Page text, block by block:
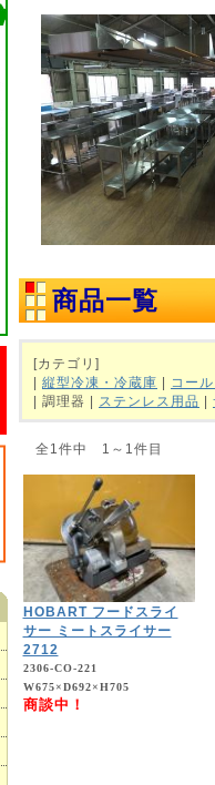
商品一覧
[カテゴリ]
| 縦型冷凍・冷蔵庫 |
コー
| 調理器 |
ステンレス用品 |
全1件中 1～1件目
HOBART フードスライ
サー ミートスライサー
2712
2306-CO-221
W675×D692×H705
商談中！